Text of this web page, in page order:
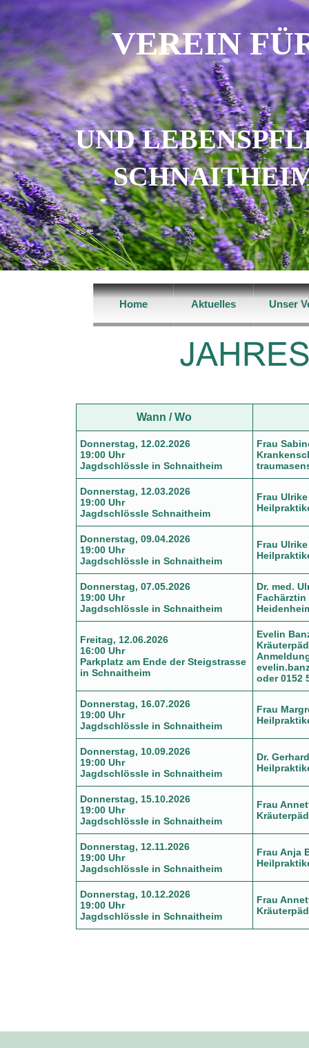
VEREIN
UND
Home Aktuelles Unser
Wann / Wo
Donnerstag, 12.02.2026
19:00 Uhr
Jagdschlössle in Schnaitheim
Frau
Donnerstag, 12.03.2026
19:00 Uhr
Jagdschlössle Schnaitheim
Frau
Donnerstag, 09.04.2026
19:00 Uhr
Jagdschlössle in Schnaitheim
Frau
Donnerstag, 07.05.2026
19:00 Uhr
Jagdschlössle in Schnaitheim
Dr. med.
Freitag, 12.06.2026
16:00 Uhr
Parkplatz am Ende der Steigstrasse
in Schnaitheim
Evelin
oder 0152
Donnerstag, 16.07.2026
19:00 Uhr
Jagdschlössle in Schnaitheim
Frau
Donnerstag, 10.09.2026
19:00 Uhr
Jagdschlössle in Schnaitheim
Dr.
Donnerstag, 15.10.2026
19:00 Uhr
Jagdschlössle in Schnaitheim
Frau
Donnerstag, 12.11.2026
19:00 Uhr
Jagdschlössle in Schnaitheim
Frau Anja
Donnerstag, 10.12.2026
19:00 Uhr
Jagdschlössle in Schnaitheim
Frau